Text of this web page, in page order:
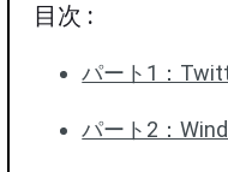
目次 :
パート1：
パート2：